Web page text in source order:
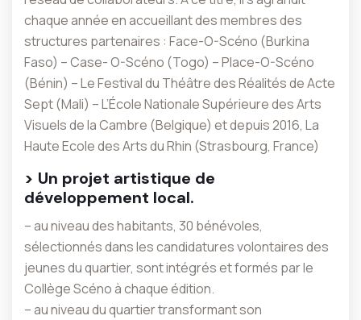
chaque année en accueillant des membres des
structures partenaires : Face-O-Scéno (Burkina
Faso) – Case- O-Scéno (Togo) – Place-O-Scéno
(Bénin) – Le Festival du Théâtre des Réalités de Acte
Sept (Mali) – L’École Nationale Supérieure des Arts
Visuels de la Cambre (Belgique) et depuis 2016, La
Haute Ecole des Arts du Rhin (Strasbourg, France)
> Un projet artistique de
développement local.
– au niveau des habitants, 30 bénévoles,
sélectionnés dans les candidatures volontaires des
jeunes du quartier, sont intégrés et formés par le
Collège Scéno à chaque édition.
– au niveau du quartier transformant son